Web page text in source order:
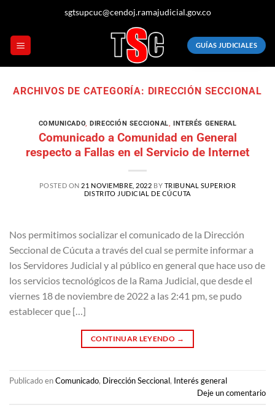
contenido
sgtsupcuc@cendoj.ramajudicial.gov.co
GUÍAS JUDICIALES
ARCHIVOS DE CATEGORÍA: DIRECCIÓN SECCIONAL
COMUNICADO,DIRECCIÓN SECCIONAL,INTERÉS GENERAL
Comunicado a Comunidad en General
respecto a Fallas en el Servicio de Internet
POSTED ON 21 NOVIEMBRE, 2022 BY TRIBUNAL SUPERIOR
DISTRITO JUDICIAL DE CÚCUTA
Nos permitimos socializar el comunicado de la Dirección
Seccional de Cúcuta a través del cual se permite informar a
los Servidores Judicial y al público en general que hace uso de
los servicios tecnológicos de la Rama Judicial, que desde el
viernes 18 de noviembre de 2022 a las 2:41 pm, se pudo
establecer que […]
CONTINUAR LEYENDO →
Publicado enComunicado, Dirección Seccional, Interés general
Deje un comentario